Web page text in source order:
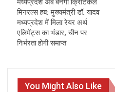
मध्यप्रदेश अब बनेगा क्रिटिकल
मिनरल्स हब: मुख्यमंत्री डॉ. यादव
मध्यप्रदेश में मिला रेयर अर्थ
एलिमेंट्स का भंडार, चीन पर
निर्भरता होगी समाप्त
You Might Also Like